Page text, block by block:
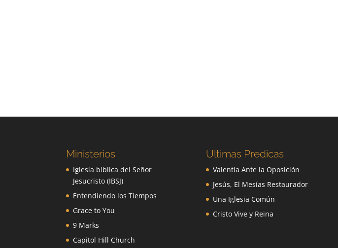
Ministerios
Iglesia biblica del Señor
Jesucristo (IBSJ)
Entendiendo los Tiempos
Grace to You
9 Marks
Capitol Hill Church
Ultimas Predicas
Valentía Ante la Oposición
Jesús, El Mesías Restaurador
Una Iglesia Común
Cristo Vive y Reina